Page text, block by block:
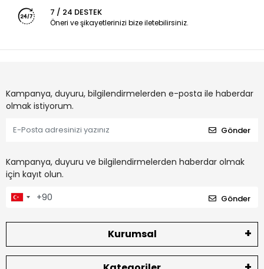
7 / 24 DESTEK
Öneri ve şikayetlerinizi bize iletebilirsiniz.
Kampanya, duyuru, bilgilendirmelerden e-posta ile haberdar
olmak istiyorum.
Gönder
Kampanya, duyuru ve bilgilendirmelerden haberdar olmak
için kayıt olun.
Gönder
Kurumsal